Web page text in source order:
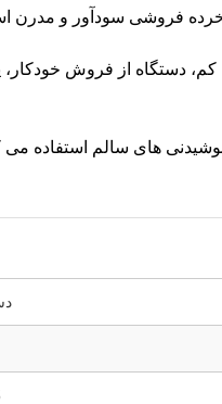
خرده فروشی سودآور و مدرن
دستگاه از فروش
های سالم استفاده